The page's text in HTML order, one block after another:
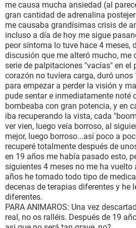
me causa mucha ansiedad (al
gran cantidad de adrenalina
me causaba grandísimas crisis de
incluso a día de hoy me sigue
peor síntoma lo tuve hace 4 meses,
discusión que me alteró mucho, me
serie de palpitaciones "vacías" en el
corazón no tuviera carga, duró
para empezar a perder la visión y
pude sentar e inmediatamente noté
bombeaba con gran potencia, y en
iba recuperando la vista, cada
ver vien, luego veía borroso, al
mejor, luego borroso...así poco a
recuperé totalmente después de
en 19 años me había pasado esto,
siguientes 4 meses no me ha vuelto
años he tomado todo tipo de
decenas de terapias diferentes y he
diferentes.
PARA ANIMAROS: Una vez
real, no os ralléis. Después de 19